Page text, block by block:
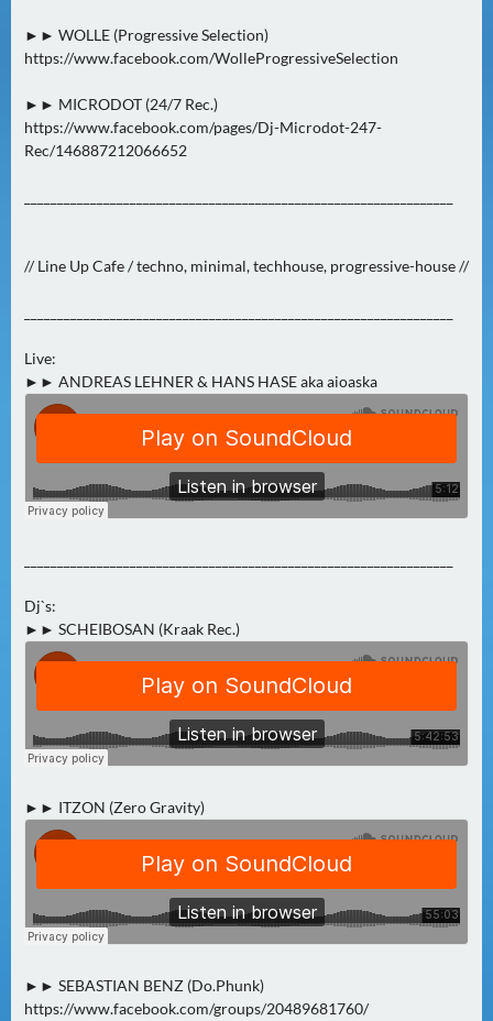
R
(
)
►► WOLLE (Progressive Selection)
https://www.facebook.com/WolleProgressiveSelection
►► MICRODOT (24/7 Rec.)
https://www.facebook.com/pages/Dj-Microdot-247-
Rec/146887212066652
// Line Up Cafe / techno, minimal, techhouse, progressive-house //
Live:
►► ANDREAS LEHNER & HANS HASE aka aioaska
Dj`s:
►► SCHEIBOSAN (Kraak Rec.)
►► ITZON (Zero Gravity)
►► SEBASTIAN BENZ (Do.Phunk)
https://www.facebook.com/groups/20489681760/